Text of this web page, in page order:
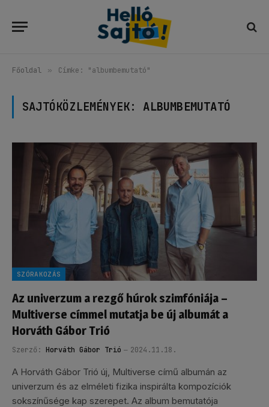
Főoldal » Címke: "albumbemutató"
SAJTÓKÖZLEMÉNYEK:ALBUMBEMUTATÓ
SZÓRAKOZÁS
Az univerzum a rezgő húrok szimfóniája –
Multiverse címmel mutatja be új albumát a
Horváth Gábor Trió
Szerző: Horváth Gábor Trió 2024.11.18.
A Horváth Gábor Trió új, Multiverse című albumán az
univerzum és az elméleti fizika inspirálta kompozíciók
sokszínűsége kap szerepet. Az album bemutatója